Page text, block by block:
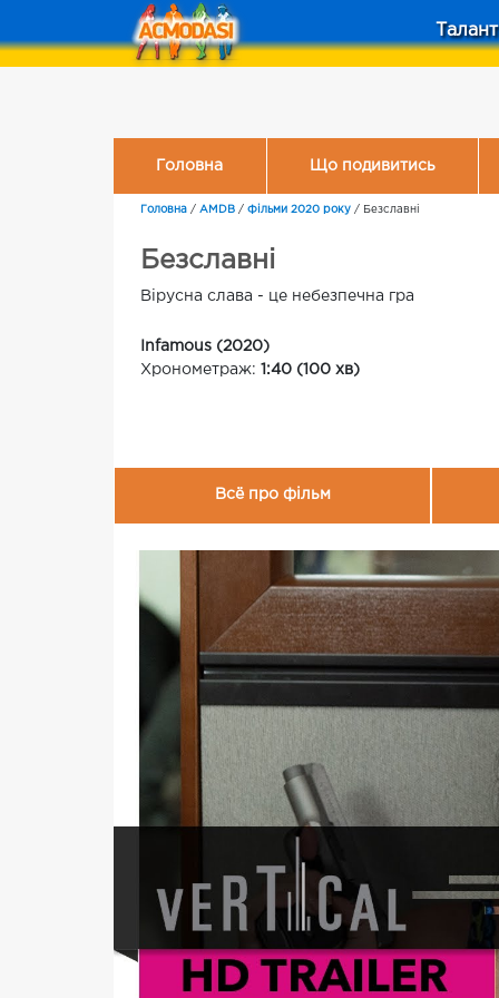
Головна Що подивитись
Головна / AMDB / Фільми 2020 року / Безславні
Безславні
Вірусна слава - це небезпечна гра
Infamous (2020)
Хронометраж: 1:40 (100 хв)
Всё про фільм